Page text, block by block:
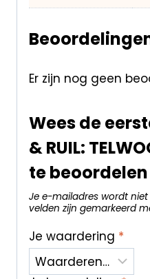
Er zijn nog geen
Wees de
& RUIL:
te beoordelen
Je e-mailadres wordt
velden zijn gemarkeerd
Je waardering *